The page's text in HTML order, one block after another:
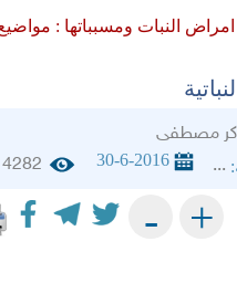
امراض النبات ومسبباتها :
مصطفى
...
30-6-2016
4282
+
-